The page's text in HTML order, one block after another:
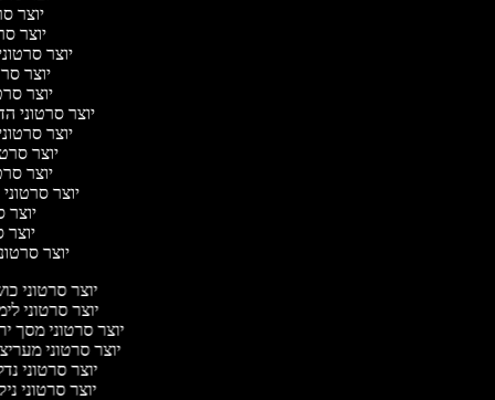
יוצר
יוצר
יוצר
יוצר
יוצר
יוצר סרטוני
יוצר
יוצר
יוצר
יוצר
יוצר
יוצר
יוצר
יוצר סרטוני
יוצר סרטוני
יוצר סרטוני מסך
יוצר סרטוני
יוצר סרטוני
יוצר סרטוני